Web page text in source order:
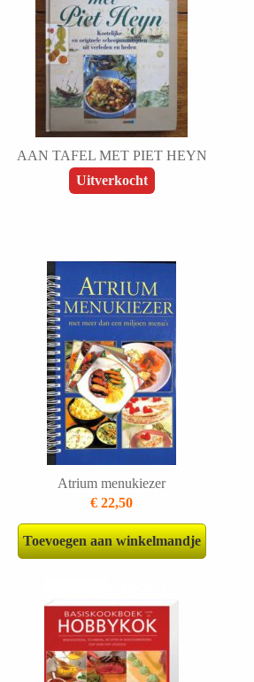
AAN TAFEL MET PIET HEYN
Uitverkocht
Atrium menukiezer
€ 22,50
Toevoegen aan winkelmandje